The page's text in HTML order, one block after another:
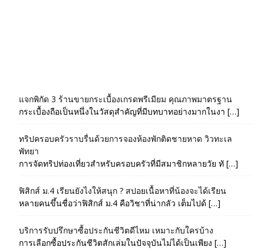
แจกพิกัด 3 ร้านขายกระเบื้องเกรดพรีเมียม คุณภาพมาตรฐาน
กระเบื้องถือเป็นหนึ่งในวัสดุสำคัญที่มีบทบาทอย่างมากในงา […]
ทริปครอบครัวราบรื่นด้วยการจองห้องพักติดชายหาด วิวทะเล
พัทยา
การจัดทริปท่องเที่ยวสำหรับครอบครัวที่มีสมาชิกหลายวัย ทั […]
ฟิสิกส์ ม.4 เรียนยังไงให้สนุก ? สปอยเนื้อหาที่น้องจะได้เรียน
หลายคนขึ้นชื่อว่าฟิสิกส์ ม.4 คือวิชาที่น่ากลัว เต็มไปด้ […]
บริการรับปรึกษาซื้อประกันชีวิตดีไหม เหมาะกับใครบ้าง
การเลือกซื้อประกันชีวิตสักเล่มในปัจจุบันไม่ได้เป็นเพียง […]